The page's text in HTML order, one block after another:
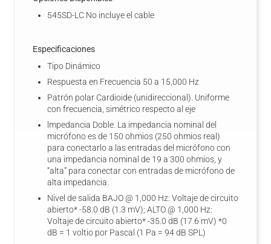
545SD-LC No incluye el cable
Especificaciones
Tipo Dinámico
Respuesta en Frecuencia 50 a 15,000 Hz
Patrón polar Cardioide (unidireccional). Uniforme
con frecuencia, simétrico respecto al eje
lmpedancia Doble. La impedancia nominal del
micrófono es de 150 ohmios (250 ohmios real)
para conectarlo a las entradas del micrófono con
una impedancia nominal de 19 a 300 ohmios, y
“alta” para conectar con entradas de micrófono de
alta impedancia.
Nivel de salida BAJO @ 1,000 Hz: Voltaje de circuito
abierto* -58.0 dB (1.3 mV); ALTO @ 1,000 Hz:
Voltaje de circuito abierto* -35.0 dB (17.6 mV) *0
dB = 1 voltio por Pascal (1 Pa = 94 dB SPL)